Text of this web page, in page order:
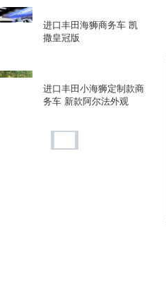
进口丰田海狮商务车 凯
撒皇冠版
进口丰田小海狮定制款商
务车 新款阿尔法外观
沃森威尔公路售卖车烘焙